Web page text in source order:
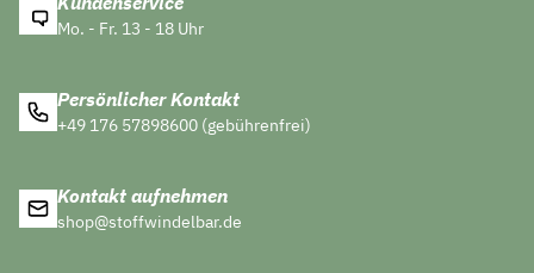
Mo. - Fr. 13 - 18 Uhr
Persönlicher Kontakt
+49 176 57898600 (gebührenfrei)
Kontakt aufnehmen
shop@stoffwindelbar.de